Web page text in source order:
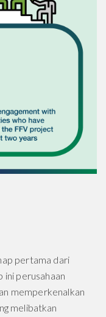
pertama dari
ini perusahaan
memperkenalkan
melibatkan